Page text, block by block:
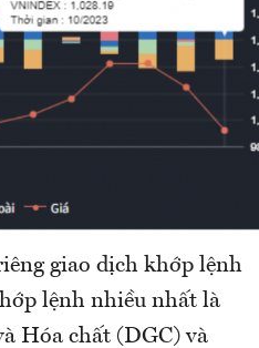
giao dịch khớp lệnh
lệnh nhiều nhất là
Hóa chất (DGC) và